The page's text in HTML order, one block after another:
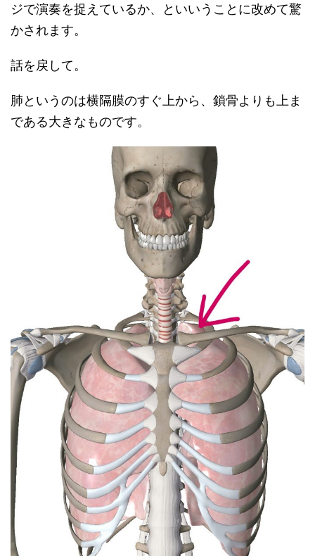
ジで演奏を捉えているか、といいうことに改めて驚
かされます。
話を戻して。
肺というのは横隔膜のすぐ上から、鎖骨よりも上ま
である大きなものです。